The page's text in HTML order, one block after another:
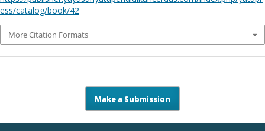
ess/catalog/book/42
More Citation Formats
Make a Submission